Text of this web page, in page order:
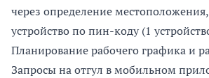
через определение
устройство по пин-коду (1
Планирование рабочего графика и
Запросы на отгул в мобильном